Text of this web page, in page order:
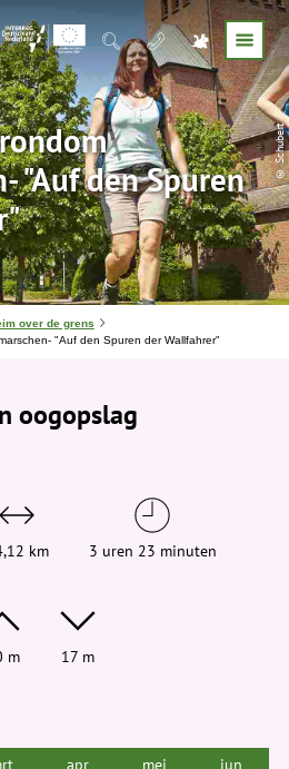
© Schubert
"Auf den Spuren
over de grens
"Auf den Spuren der Wallfahrer"
oogopslag
km 3 uren 23 minuten
m 17 m
apr mei
jun